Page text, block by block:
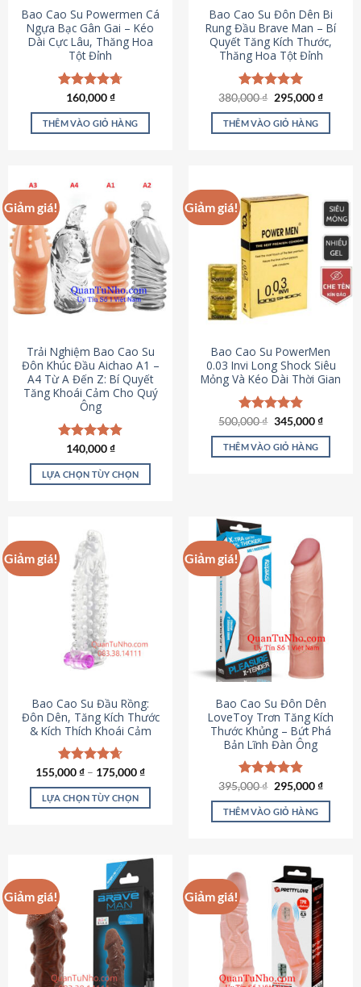
chọn
trên
trang
sản
phẩm
Bao Cao Su Powermen Cá
Ngựa Bạc Gân Gai – Kéo
Dài Cực Lâu, Thăng Hoa
Tột Đỉnh
Được xếp
hạng4.73
5 sao
160,000₫
THÊM VÀO GIỎ HÀNG
Bao Cao Su Đôn Dên Bi
Rung Đầu Brave Man – Bí
Quyết Tăng Kích Thước,
Thăng Hoa Tột Đỉnh
Được xếp
hạng5.00
5 sao
380,000₫ Giá
là:
380,000 ₫.
295,000₫Giá
tại
THÊM VÀO GIỎ HÀNG
Giảm giá!
Trải Nghiệm Bao Cao Su
Đôn Khúc Đầu Aichao A1 –
A4 Từ A Đến Z: Bí Quyết
Tăng Khoái Cảm Cho Quý
Ông
Được xếp
hạng4.88
5 sao
140,000₫
LỰA CHỌN TÙY CHỌN
có
nhiều
biến
thể.
Các
tùy
chọn
có
chọn
trên
trang
sản
phẩm
Giảm giá!
Bao Cao Su PowerMen
0.03 Invi Long Shock Siêu
Mỏng Và Kéo Dài Thời Gian
Được xếp
hạng4.85
5 sao
500,000₫ Giá
là:
500,000 ₫.
345,000₫Giá
tại
THÊM VÀO GIỎ HÀNG
Giảm giá!
Bao Cao Su Đầu Rồng:
Đôn Dên, Tăng Kích Thước
& Kích Thích Khoái Cảm
Được xếp
hạng4.69
5 sao
155,000₫ – 175,000₫
LỰA CHỌN TÙY CHỌN
nhiều
biến
thể.
Các
tùy
chọn
Giảm giá!
Bao Cao Su Đôn Dên
LoveToy Trơn Tăng Kích
Thước Khủng – Bứt Phá
Bản Lĩnh Đàn Ông
Được xếp
hạng4.82
5 sao
395,000₫ Giá
là:
395,000 ₫.
295,000₫Giá
tại
THÊM VÀO GIỎ HÀNG
Giảm giá! Giảm giá!